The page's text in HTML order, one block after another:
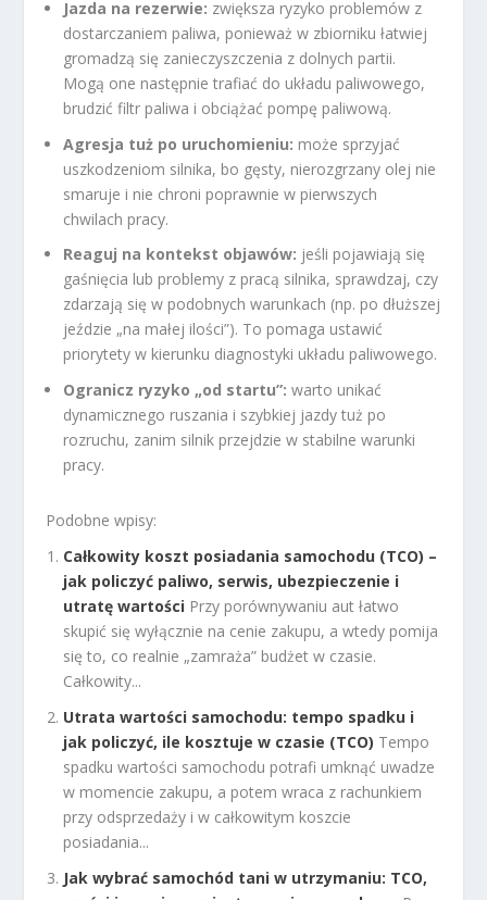
Jazda na rezerwie: zwiększa ryzyko problemów z
dostarczaniem paliwa, ponieważ w zbiorniku łatwiej
gromadzą się zanieczyszczenia z dolnych partii.
Mogą one następnie trafiać do układu paliwowego,
brudzić filtr paliwa i obciążać pompę paliwową.
Agresja tuż po uruchomieniu: może sprzyjać
uszkodzeniom silnika, bo gęsty, nierozgrzany olej nie
smaruje i nie chroni poprawnie w pierwszych
chwilach pracy.
Reaguj na kontekst objawów: jeśli pojawiają się
gaśnięcia lub problemy z pracą silnika, sprawdzaj, czy
zdarzają się w podobnych warunkach (np. po dłuższej
jeździe „na małej ilości”). To pomaga ustawić
priorytety w kierunku diagnostyki układu paliwowego.
Ogranicz ryzyko „od startu”: warto unikać
dynamicznego ruszania i szybkiej jazdy tuż po
rozruchu, zanim silnik przejdzie w stabilne warunki
pracy.
Podobne wpisy:
Całkowity koszt posiadania samochodu (TCO) –
jak policzyć paliwo, serwis, ubezpieczenie i
utratę wartości Przy porównywaniu aut łatwo
skupić się wyłącznie na cenie zakupu, a wtedy pomija
się to, co realnie „zamraża” budżet w czasie.
Całkowity...
Utrata wartości samochodu: tempo spadku i
jak policzyć, ile kosztuje w czasie (TCO) Tempo
spadku wartości samochodu potrafi umknąć uwadze
w momencie zakupu, a potem wraca z rachunkiem
przy odsprzedaży i w całkowitym koszcie
posiadania...
Jak wybrać samochód tani w utrzymaniu: TCO,